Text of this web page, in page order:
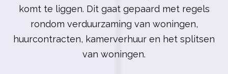
komt te liggen. Dit gaat gepaard met regels
rondom verduurzaming van woningen,
huurcontracten, kamerverhuur en het splitsen
van woningen.